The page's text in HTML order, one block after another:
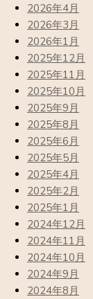
2026年4月
2026年3月
2026年1月
2025年12月
2025年11月
2025年10月
2025年9月
2025年8月
2025年6月
2025年5月
2025年4月
2025年2月
2025年1月
2024年12月
2024年11月
2024年10月
2024年9月
2024年8月